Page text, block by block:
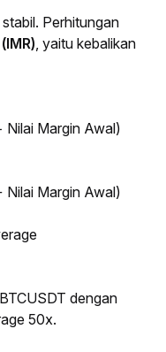
Perhitungan
, yaitu kebalikan
Nilai Margin Awal)
Nilai Margin Awal)
BTCUSDT dengan
50x.